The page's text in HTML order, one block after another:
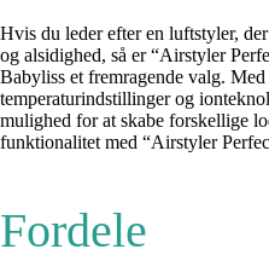
Hvis du leder efter en luftstyler,
og alsidighed, så er “Airstyler
Babyliss et fremragende valg.
temperaturindstillinger og
mulighed for at skabe forskellige
funktionalitet med “Airstyler
Fordele